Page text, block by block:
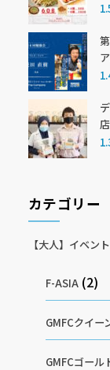
カテゴリー
【大人】イベント
F-ASIA (2)
GMFCクイー
GMFCゴール